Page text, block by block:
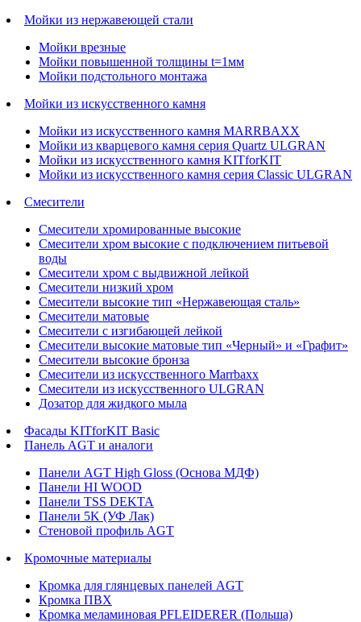
Мойки из нержавеющей стали
Мойки врезные
Мойки повышенной толщины t=1мм
Мойки подстольного монтажа
Мойки из искусственного камня
Мойки из искусственного камня MARRBAXX
Мойки из кварцевого камня серия Quartz ULGRAN
Мойки из искусственного камня KITforKIT
Мойки из искусственного камня серия Classic ULGRAN
Смесители
Смесители хромированные высокие
Смесители хром высокие с подключением питьевой
воды
Смесители хром с выдвижной лейкой
Смесители низкий хром
Смесители высокие тип «Нержавеющая сталь»
Смесители матовые
Смесители с изгибающей лейкой
Смесители высокие матовые тип «Черный» и «Графит»
Смесители высокие бронза
Смесители из искусственного Marrbaxx
Смесители из искусственного ULGRAN
Дозатор для жидкого мыла
Фасады KITforKIT Basic
Панель AGT и аналоги
Панели AGT High Gloss (Основа МДФ)
Панели HI WOOD
Панели TSS DEKTA
Панели 5K (УФ Лак)
Стеновой профиль AGT
Кромочные материалы
Кромка для глянцевых панелей AGT
Кромка ПВХ
Кромка меламиновая PFLEIDERER (Польша)